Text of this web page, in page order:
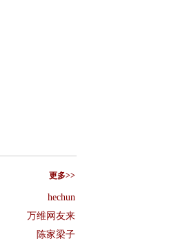
更多>>
hechun
万维网友来
陈家梁子